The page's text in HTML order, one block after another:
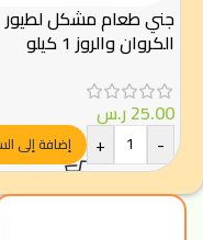
جني طعام مشكل لطيور
الكروان والروز 1 كيلو
25.00ر.س
-
+ إضافة إلى